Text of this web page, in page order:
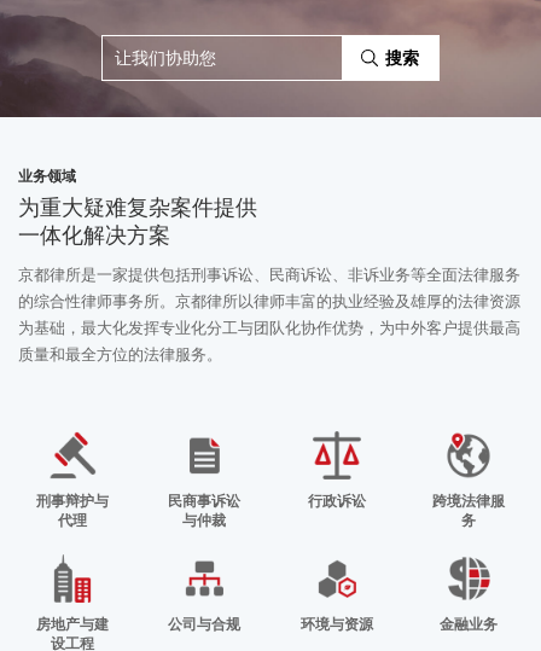
搜索
业务领域
为重大疑难复杂案件提供
一体化解决方案
京都律所是一家提供包括刑事诉讼、民商诉讼、非诉业务等全面法律服务
的综合性律师事务所。京都律所以律师丰富的执业经验及雄厚的法律资源
为基础，最大化发挥专业化分工与团队化协作优势，为中外客户提供最高
质量和最全方位的法律服务。
刑事辩护与
代理
民商事诉讼
与仲裁
行政诉讼
跨境法律服
务
房地产与建
设工程
公司与合规 环境与资源 金融业务